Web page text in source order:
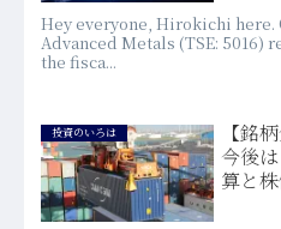
Hey everyone, Hirokichi here.
Advanced Metals (TSE: 5016)
the fisca...
投資のいろは
【銘
今後
算と